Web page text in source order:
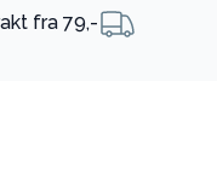
fra 79,-